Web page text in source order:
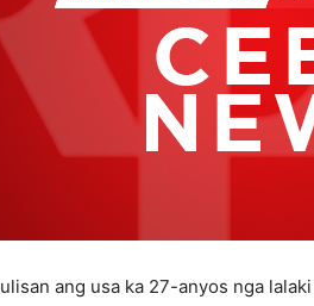
ang usa ka 27-anyos nga